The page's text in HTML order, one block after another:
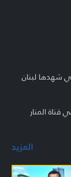
شهدها لبنان
قناة المنار
المزيد